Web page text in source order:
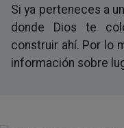
Si ya perteneces a
donde Dios te
construir ahí. Por lo
información sobre